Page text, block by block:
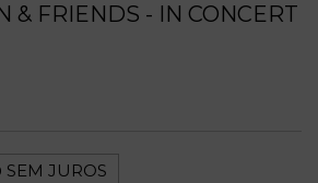
& FRIENDS - IN CONCERT
SEM JUROS